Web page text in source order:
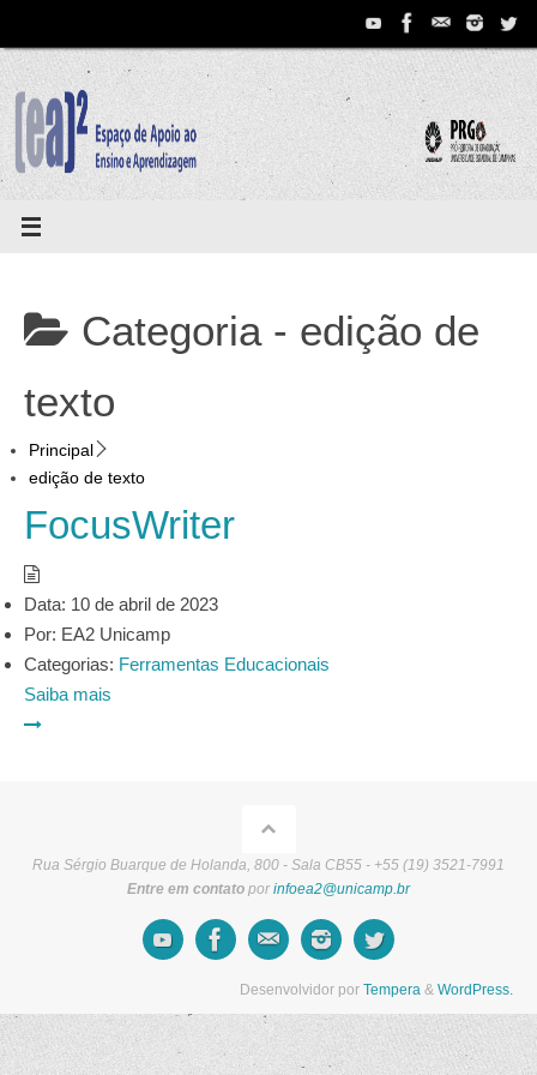
conteúdo
Categoria - edição de
texto
Principal
edição de texto
FocusWriter
Data: 10 de abril de 2023
Por: EA2 Unicamp
Categorias: Ferramentas Educacionais
Saiba mais
Rua Sérgio Buarque de Holanda, 800 - Sala CB55 - +55 (19) 3521-7991
Entre em contato por infoea2@unicamp.br
Desenvolvidor por Tempera & WordPress.